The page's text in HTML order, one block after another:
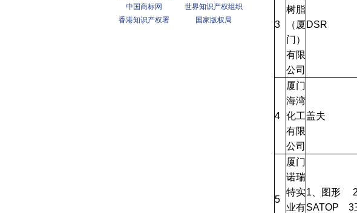
中国商标网
世界知识产权组织
香港知识产权署
国家版权局 3
树脂
（厦
门）
有限
公司
DSR
4
厦门
海湾
化工
有限
公司
盖夫
5
厦门
诺瑞
特实
业有
1、图形 2
SATOP 3